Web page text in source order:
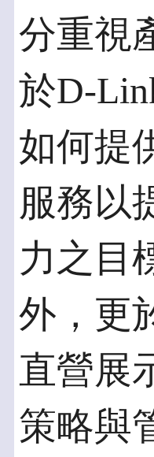
分重視
於D-
如何提
服務以
力之目
外，更
直營展
策略與